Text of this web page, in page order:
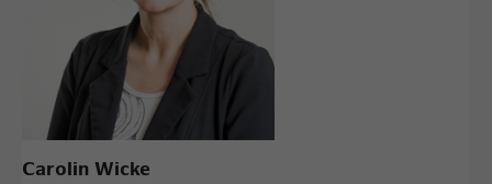
Carolin Wicke